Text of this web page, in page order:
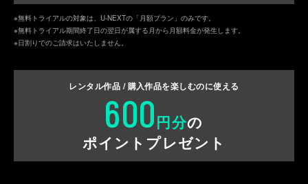
※無料トライアルの対象は、U-NEXTの「月額プラン」のみです。
※無料トライアル期間終了日の翌日が属する月から月額料金が発生します。
※日割りでのご請求はいたしません。
レンタル作品 / 購入作品を楽しむのに使える
600円分の
ポイントプレゼント